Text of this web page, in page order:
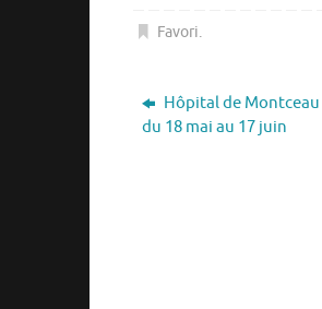
Favori.
Hôpital de
du 18 mai au 17 juin